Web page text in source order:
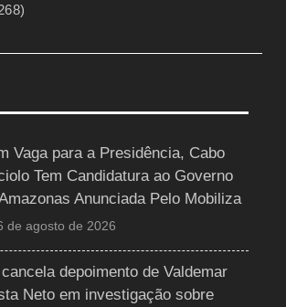
Vaga para a Presidência, Cabo
Tem Candidatura ao Governo
Anunciada Pelo Mobiliza
de agosto de 2026
depoimento de Valdemar
Neto em investigação sobre